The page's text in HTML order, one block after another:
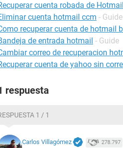
cuenta robada de Hotmail
cuenta hotmail ccm - Guide
recuperar cuenta de hotmail
de entrada hotmail - Guide
correo de recuperacion
cuenta de yahoo sin
respuesta
1 / 1
Carlos Villagómez 278.797